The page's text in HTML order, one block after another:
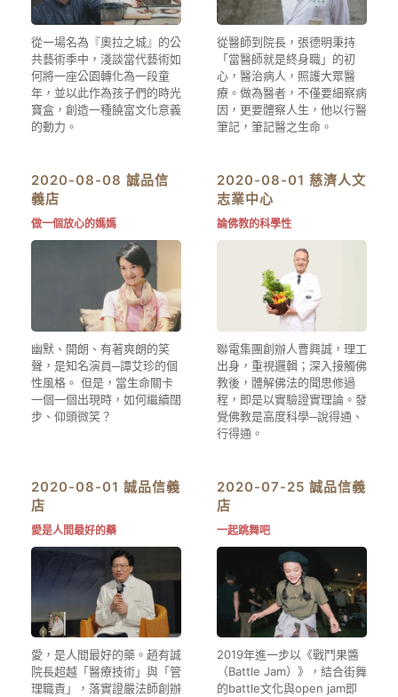
從一場名為『奧拉之城』的公
共藝術季中，淺談當代藝術如
何將一座公園轉化為一段童
年，並以此作為孩子們的時光
寶盒，創造一種饒富文化意義
的動力。
從醫師到院長，張德明秉持
「當醫師就是終身職」的初
心，醫治病人，照護大眾醫
療。做為醫者，不僅要細察病
因，更要體察人生，他以行醫
筆記，筆記醫之生命。
2020-08-08 誠品信
義店
做一個放心的媽媽
幽默、開朗、有著爽朗的笑
聲，是知名演員─譚艾珍的個
性風格。 但是，當生命關卡
一個一個出現時，如何繼續闊
步、仰頭微笑？
2020-08-01 慈濟人文
志業中心
論佛教的科學性
聯電集團創辦人曹興誠，理工
出身，重視邏輯；深入接觸佛
教後，體解佛法的聞思修過
程，即是以實驗證實理論。發
覺佛教是高度科學─說得通、
行得通。
2020-08-01 誠品信義
店
愛是人間最好的藥
愛，是人間最好的藥。趙有誠
院長超越「醫療技術」與「管
理職責」，落實證嚴法師創辦
2020-07-25 誠品信義
店
一起跳舞吧
2019年進一步以《戰鬥果醬
（Battle Jam）》，結合街舞
的battle文化與open jam即